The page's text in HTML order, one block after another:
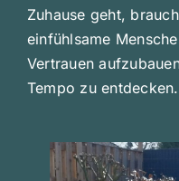
Zuhause geht,
einfühlsame
Vertrauen
Tempo zu entdecken.